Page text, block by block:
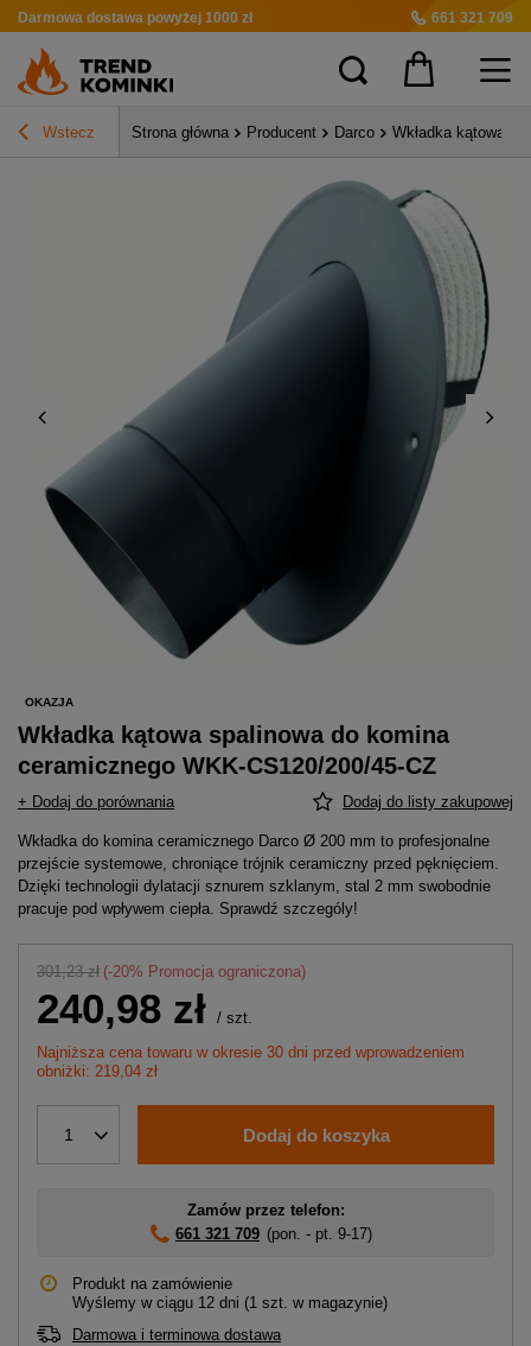
Darmowa dostawa powyżej 1000 zł 661 321 709
Wstecz Strona główna Producent Darco Wkładka kątowa
OKAZJA
Wkładka kątowa spalinowa do komina
ceramicznego WKK-CS120/200/45-CZ
+ Dodaj do porównania Dodaj do listy zakupowej
Wkładka do komina ceramicznego Darco Ø 200 mm to profesjonalne
przejście systemowe, chroniące trójnik ceramiczny przed pęknięciem.
Dzięki technologii dylatacji sznurem szklanym, stal 2 mm swobodnie
pracuje pod wpływem ciepła. Sprawdź szczególy!
301,23 zł (-20% Promocja ograniczona)
240,98 zł / szt.
Najniższa cena towaru w okresie 30 dni przed wprowadzeniem
obniżki: 219,04 zł
1 Dodaj do koszyka
Zamów przez telefon:
661 321 709 (pon. - pt. 9-17)
Produkt na zamówienie
Wyślemy w ciągu 12 dni (1 szt. w magazynie)
Darmowa i terminowa dostawa